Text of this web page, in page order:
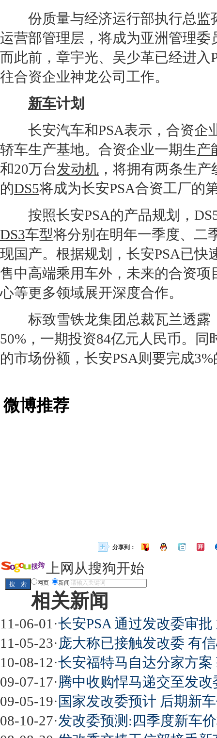
份质量与经济运行部执行总监
运营部管理层，将成为亚洲管理
而此前，章宇光、吴少革已经进
往合资企业神龙公司工作。
新车计划
长安汽车和PSA表示，合资企
轿车生产基地。合资企业一期生产
和20万台发动机 ，将拥有两条生
的DS5将成为长安PSA合资工厂的
按照长安PSA的产品规划，
DS3车型将分别在明年一季度、二
现国产。根据规划， 长安PSA已快
售中高端乘用车外，未来的合资
心等更多领域展开深度合作。
标致雪铁龙集团总裁瓦兰透露
50%，一期投资84亿元人民币。同
的市场份额， 长安PSA则要完成
微博推荐
分享到：
上网从搜狗开始
网页 新闻
相关新闻
11-06-01 ·长安PSA 通过发改委审
11-05-23·庞大称已接触发改委 有
10-08-12·长安福特马自达分家方
09-07-17·腾中收购悍马递交至发
09-05-19· 国家发改委预计 后期新
08-10-27·发改委预测:四季度新车